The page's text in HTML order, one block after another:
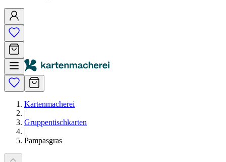
Kartenmacherei
|
Gruppentischkarten
|
Pampasgras